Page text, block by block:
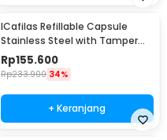
ICafilas Refillable Capsule
Stainless Steel with Tamper
for Nespresso - F456
Rp155.600
Rp233.900 34%
+ Keranjang